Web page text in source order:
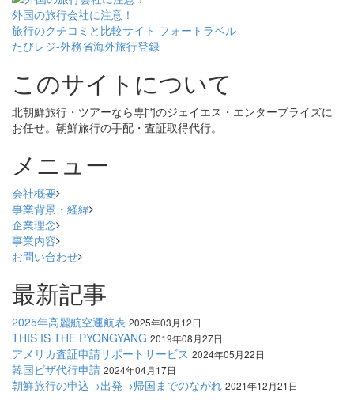
外国の旅行会社に注意！
旅行のクチコミと比較サイト フォートラベル
たびレジ-外務省海外旅行登録
このサイトについて
北朝鮮旅行・ツアーなら専門のジェイエス・エンタープライズに
お任せ。朝鮮旅行の手配・査証取得代行。
メニュー
会社概要
事業背景・経緯
企業理念
事業内容
お問い合わせ
最新記事
2025年高麗航空運航表 2025年03月12日
THIS IS THE PYONGYANG 2019年08月27日
アメリカ査証申請サポートサービス 2024年05月22日
韓国ビザ代行申請 2024年04月17日
朝鮮旅行の申込→出発→帰国までのながれ 2021年12月21日